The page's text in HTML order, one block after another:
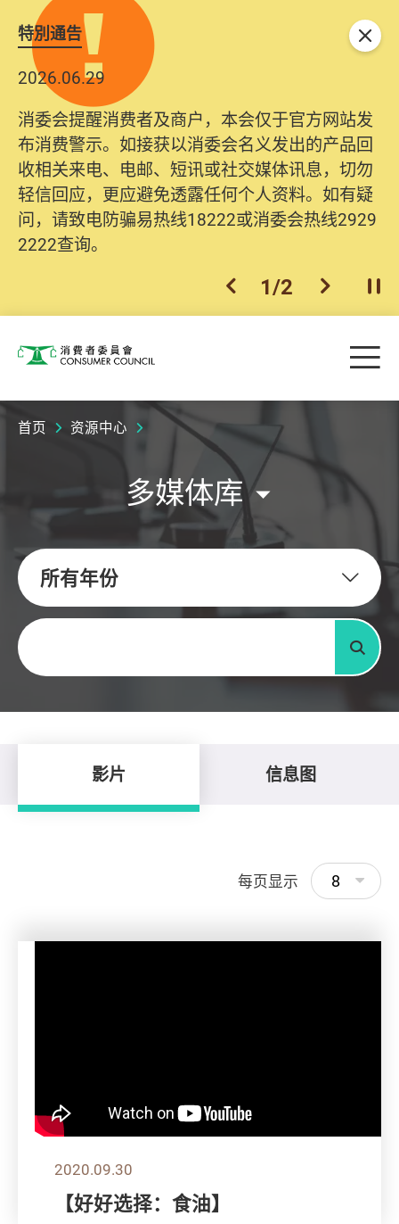
特別通告
2026.06.29
消委会提醒消费者及商户，本会仅于官方网站发
布消费警示。如接获以消委会名义发出的产品回
收相关来电、电邮、短讯或社交媒体讯息，切勿
轻信回应，更应避免透露任何个人资料。如有疑
问，请致电防骗易热线18222或消委会热线2929
2222查询。
2025.10.31
为提升使用者体验及网络安全，本会的投诉处理
系统已经进行升级及推出新功能。由2025年11月
10日起，消费者需要提供基本联络资料（包括姓
名、电邮及电话）注册帐户，才可提交投诉、查
询及建议。所有提交纪录将清晰整合于帐户中，
方便日后作出跟进。
上一个
2/2 下一个开
关闭
消费者委员会 目
首页 资源中心
多媒体库
所有年份
关键字
搜寻
影片 信息图
每页显示 8
2020.09.30
【好好选择：食油】